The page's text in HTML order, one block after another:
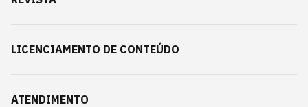
LICENCIAMENTO DE CONTEÚDO
ATENDIMENTO